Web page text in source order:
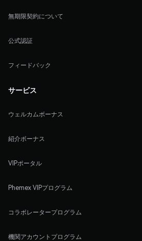
無期限契約について
公式認証
フィードバック
サービス
ウェルカムボーナス
紹介ボーナス
VIPポータル
Phemex VIPプログラム
コラボレータープログラム
機関アカウントプログラム